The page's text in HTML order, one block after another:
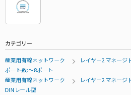
カテゴリー
産業用有線ネットワーク
レイヤー2 マネージ
ポート数:～8ポート
産業用有線ネットワーク
レイヤー2 マネージ
DINレール型